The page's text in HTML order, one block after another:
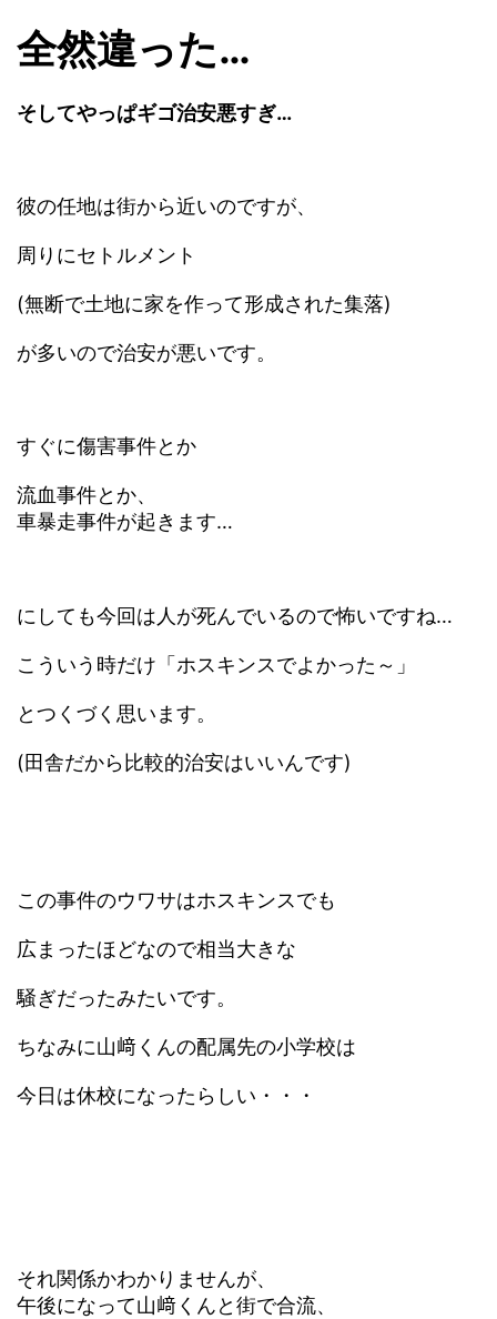
全然違った…
そしてやっぱギゴ治安悪すぎ…
彼の任地は街から近いのですが、
周りにセトルメント
(無断で土地に家を作って形成された集落)
が多いので治安が悪いです。
すぐに傷害事件とか
流血事件とか、
車暴走事件が起きます…
にしても今回は人が死んでいるので怖いですね…
こういう時だけ「ホスキンスでよかった～」
とつくづく思います。
(田舎だから比較的治安はいいんです)
この事件のウワサはホスキンスでも
広まったほどなので相当大きな
騒ぎだったみたいです。
ちなみに山﨑くんの配属先の小学校は
今日は休校になったらしい・・・
それ関係かわかりませんが、
午後になって山﨑くんと街で合流、